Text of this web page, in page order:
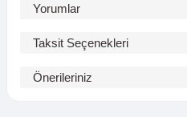
Yorumlar
Taksit Seçenekleri
Önerileriniz